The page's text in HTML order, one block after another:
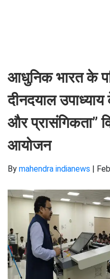
आधुनिक भारत के
दीनदयाल उपाध्याय
और प्रासंगिकता”
आयोजन
By mahendra indianews |